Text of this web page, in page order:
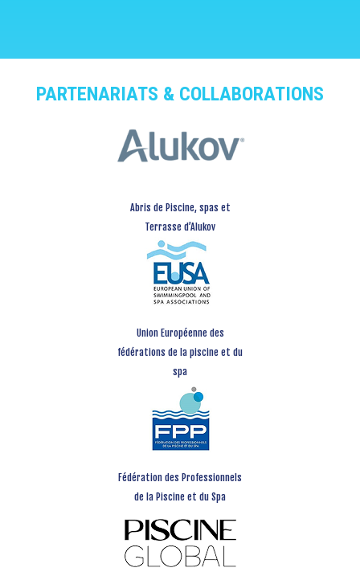
PARTENARIATS & COLLABORATIONS
Abris de Piscine, spas et
Terrasse d’Alukov
Union Européenne des
fédérations de la piscine et du
spa
Fédération des Professionnels
de la Piscine et du Spa